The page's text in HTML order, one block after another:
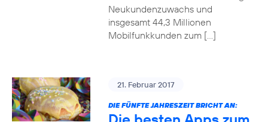
Neukundenzuwachs und
insgesamt 44,3 Millionen
Mobilfunkkunden zum […]
21. Februar 2017
DIE FÜNFTE JAHRESZEIT BRICHT AN: